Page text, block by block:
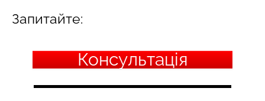
Запитайте:
Консультація